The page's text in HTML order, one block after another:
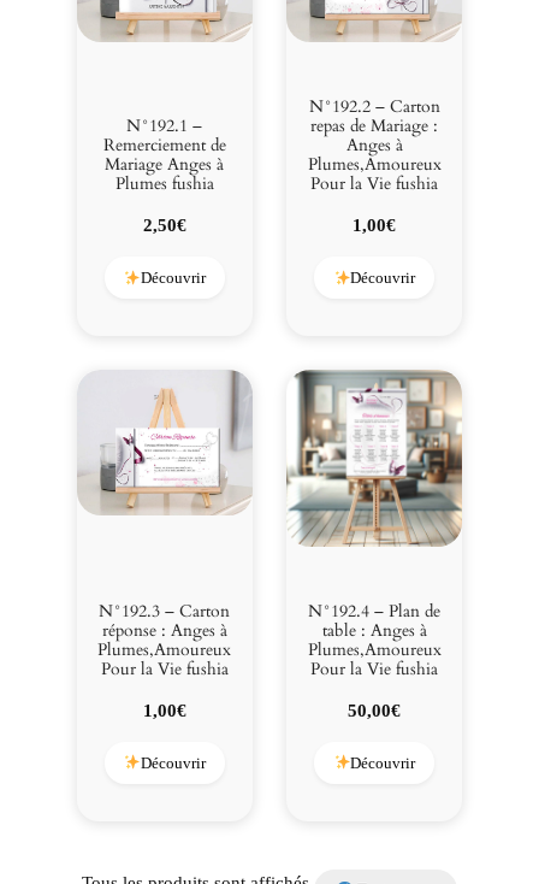
N°192.1 –
Remerciement de
Mariage Anges à
Plumes fushia
2,50€
Découvrir
N°192.2 – Carton
repas de Mariage :
Anges à
Plumes,Amoureux
Pour la Vie fushia
1,00€
Découvrir
N°192.3 – Carton
réponse : Anges à
Plumes,Amoureux
Pour la Vie fushia
1,00€
Découvrir
N°192.4 – Plan de
table : Anges à
Plumes,Amoureux
Pour la Vie fushia
50,00€
Découvrir